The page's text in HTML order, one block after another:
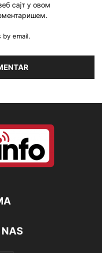
сајт у овом
email.
NAS